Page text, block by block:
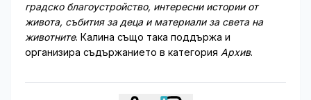
градско благоустройство, интересни истории от
живота, събития за деца и материали за света на
животните. Калина също така поддържа и
организира съдържанието в категория Архив.